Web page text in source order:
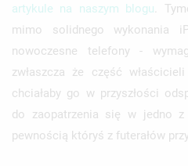
artykule na naszym blogu .
mimo solidnego wykonania
nowoczesne telefony -
zwłaszcza że część
chciałaby go w przyszłości
do zaopatrzenia się w jedno z
pewnością któryś z futerałów